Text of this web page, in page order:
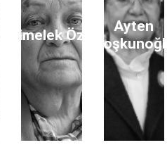
Aymelek Özer
Ayten
Coşkunoğlu